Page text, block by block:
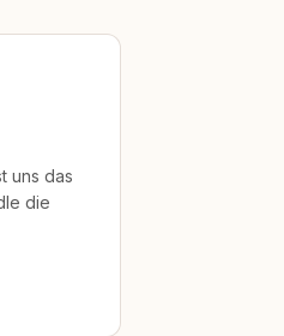
uns das
die